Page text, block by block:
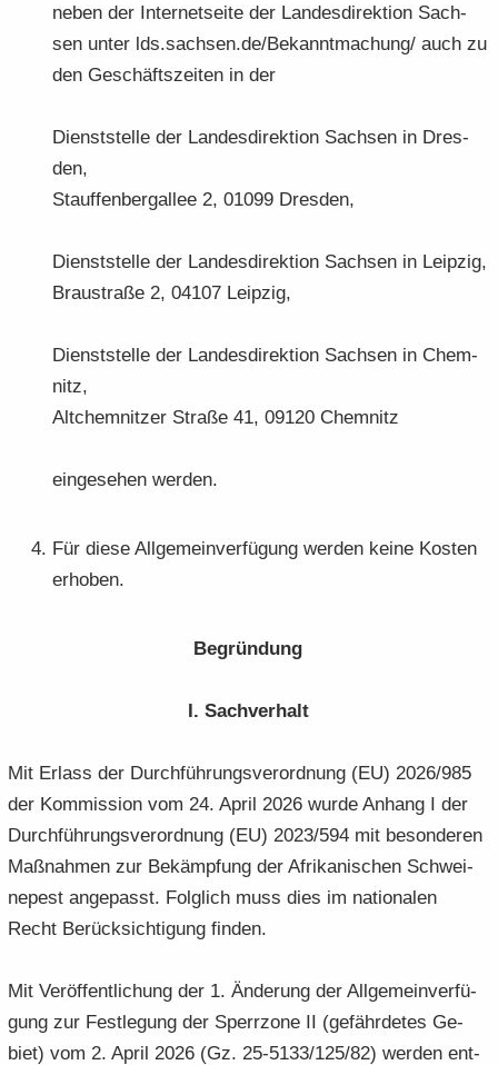
neben der In­ter­net­sei­te der Lan­des­di­rek­ti­on Sach­
sen unter lds.sach­sen.de/Be­kannt­ma­chung/ auch zu
den Ge­schäfts­zei­ten in der
Dienst­stel­le der Lan­des­di­rek­ti­on Sach­sen in Dres­
den,
Stauf­fen­berg­al­lee 2, 01099 Dres­den,
Dienst­stel­le der Lan­des­di­rek­ti­on Sach­sen in Leip­zig,
Brau­stra­ße 2, 04107 Leip­zig,
Dienst­stel­le der Lan­des­di­rek­ti­on Sach­sen in Chem­
nitz,
Alt­chem­nit­zer Stra­ße 41, 09120 Chem­nitz
ein­ge­se­hen wer­den.
Für diese All­ge­mein­ver­fü­gung wer­den keine Kos­ten
er­ho­ben.
Be­grün­dung
I. Sach­ver­halt
Mit Er­lass der Durch­füh­rungs­ver­ord­nung (EU) 2026/985
der Kom­mis­si­on vom 24. April 2026 wurde An­hang I der
Durch­füh­rungs­ver­ord­nung (EU) 2023/594 mit be­son­de­ren
Maß­nah­men zur Be­kämp­fung der Afri­ka­ni­schen Schwei­
ne­pest an­ge­passt. Folg­lich muss dies im na­tio­na­len
Recht Be­rück­sich­ti­gung fin­den.
Mit Ver­öf­fent­li­chung der 1. Än­de­rung der All­ge­mein­ver­fü­
gung zur Fest­le­gung der Sperr­zo­ne II (ge­fähr­de­tes Ge­
biet) vom 2. April 2026 (Gz. 25-5133/125/82) wer­den ent­